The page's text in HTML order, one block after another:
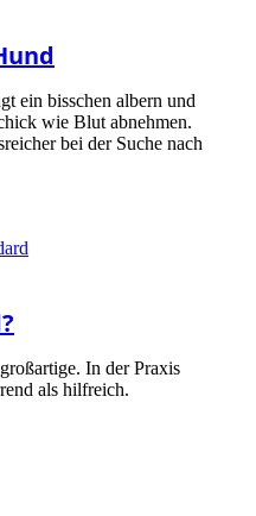
ein bisschen albern und
wie Blut abnehmen.
bei der Suche nach
In der Praxis
als hilfreich.